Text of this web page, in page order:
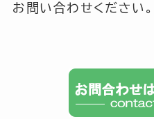
お問い合わせください。